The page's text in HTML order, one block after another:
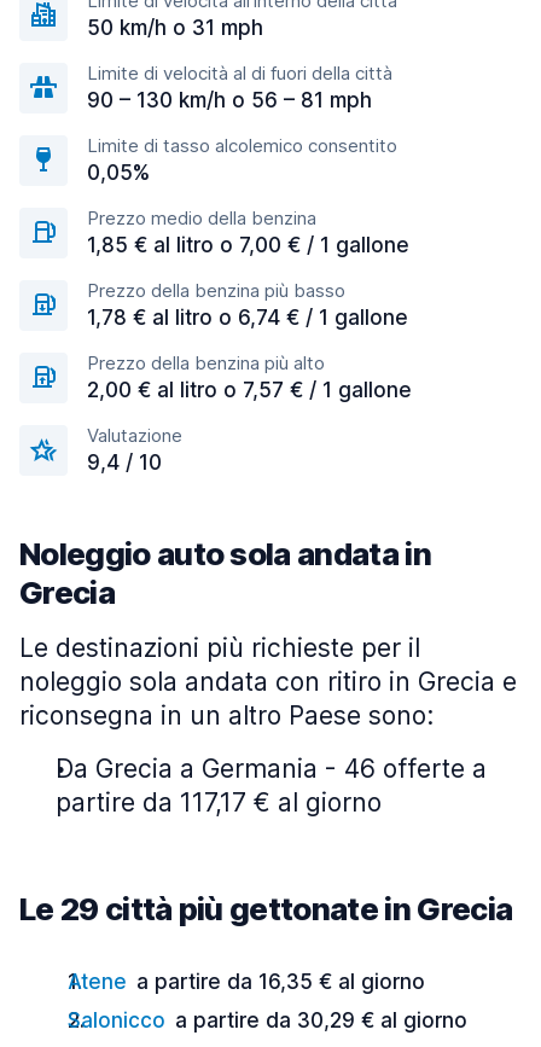
50 km/h o 31 mph
Limite di velocità al di fuori della città
90 – 130 km/h o 56 – 81 mph
Limite di tasso alcolemico consentito
0,05%
Prezzo medio della benzina
1,85 € al litro o 7,00 € / 1 gallone
Prezzo della benzina più basso
1,78 € al litro o 6,74 € / 1 gallone
Prezzo della benzina più alto
2,00 € al litro o 7,57 € / 1 gallone
Valutazione
9,4 / 10
Noleggio auto sola andata in
Grecia
Le destinazioni più richieste per il
noleggio sola andata con ritiro in Grecia e
riconsegna in un altro Paese sono:
Da Grecia a Germania - 46 offerte a
partire da 117,17 € al giorno
Le 29 città più gettonate in Grecia
Atene a partire da 16,35 € al giorno
Salonicco a partire da 30,29 € al giorno